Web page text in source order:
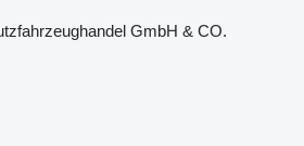
GmbH & CO.